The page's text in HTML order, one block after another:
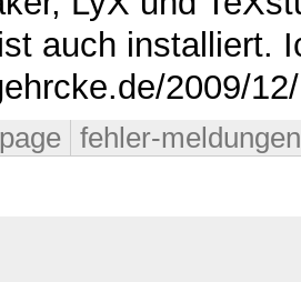
auch installiert.
2009/
fehler-meldungen